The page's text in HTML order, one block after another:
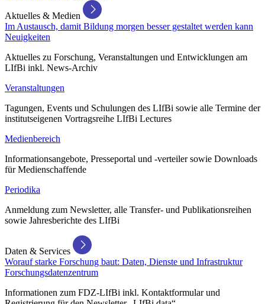
Aktuelles & Medien
Im Austausch, damit Bildung morgen besser gestaltet werden kann
Neuigkeiten
Aktuelles zu Forschung, Veranstaltungen und Entwicklungen am
LIfBi inkl. News-Archiv
Veranstaltungen
Tagungen, Events und Schulungen des LIfBi sowie alle Termine der
institutseigenen Vortragsreihe LIfBi Lectures
Medienbereich
Informationsangebote, Presseportal und -verteiler sowie Downloads
für Medienschaffende
Periodika
Anmeldung zum Newsletter, alle Transfer- und Publikationsreihen
sowie Jahresberichte des LIfBi
Daten & Services
Worauf starke Forschung baut: Daten, Dienste und Infrastruktur
Forschungsdatenzentrum
Informationen zum FDZ-LIfBi inkl. Kontaktformular und